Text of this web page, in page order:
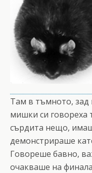
Там в тъмното, зад
мишки си говореха
сърдита нещо,
демонстрираше
Говореше бавно,
очакваше на